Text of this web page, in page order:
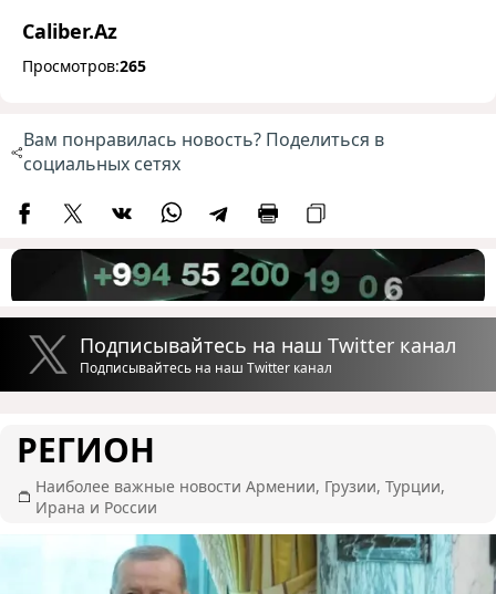
Caliber.Az
Просмотров:265
Вам понравилась новость? Поделиться в
социальных сетях
Подписывайтесь на наш Twitter канал
Подписывайтесь на наш Twitter канал
РЕГИОН
Наиболее важные новости Армении, Грузии, Турции,
Ирана и России